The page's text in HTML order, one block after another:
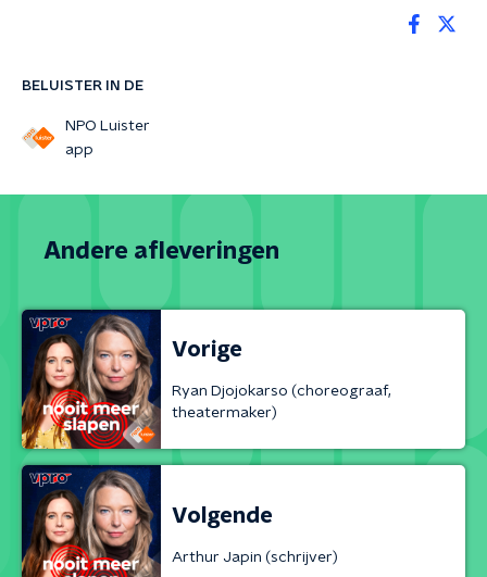
BELUISTER IN DE
NPO Luister
app
Andere afleveringen
Vorige
Ryan Djojokarso (choreograaf,
theatermaker)
Volgende
Arthur Japin (schrijver)